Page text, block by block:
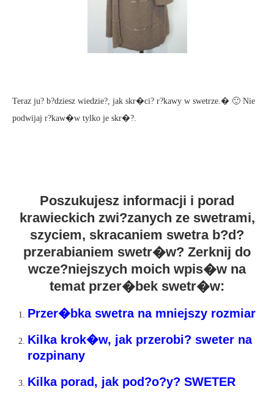
Teraz ju? b?dziesz wiedzie?, jak skr�ci? r?kawy w swetrze.� 🙂 Nie
podwijaj r?kaw�w tylko je skr�?.
Poszukujesz informacji i porad
krawieckich zwi?zanych ze swetrami,
szyciem, skracaniem swetra b?d?
przerabianiem swetr�w? Zerknij do
wcze?niejszych moich wpis�w na
temat przer�bek swetr�w:
Przer�bka swetra na mniejszy rozmiar
Kilka krok�w, jak przerobi? sweter na
rozpinany
Kilka porad, jak pod?o?y? SWETER